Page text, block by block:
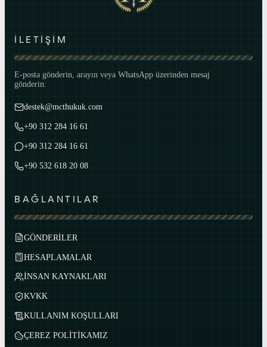
İLETİŞİM
E-posta gönderin, arayın veya WhatsApp üzerinden mesaj
gönderin:
destek@mcthukuk.com
+90 312 284 16 61
+90 312 284 16 61
+90 532 618 20 08
BAĞLANTILAR
GÖNDERİLER
HESAPLAMALAR
İNSAN KAYNAKLARI
KVKK
KULLANIM KOŞULLARI
ÇEREZ POLİTİKAMIZ